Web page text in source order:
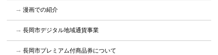
漫画での紹介
長岡市デジタル地域通貨事業
長岡市プレミアム付商品券について